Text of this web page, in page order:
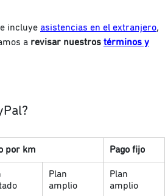
incluye asistencias en el extranjero,
a revisar nuestros términos y
por km Pago fijo
Plan
amplio
Plan
amplio